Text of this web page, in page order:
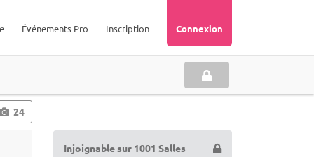
Connexion
Inscription
Événements Pro
24
Injoignable sur 1001 Salles